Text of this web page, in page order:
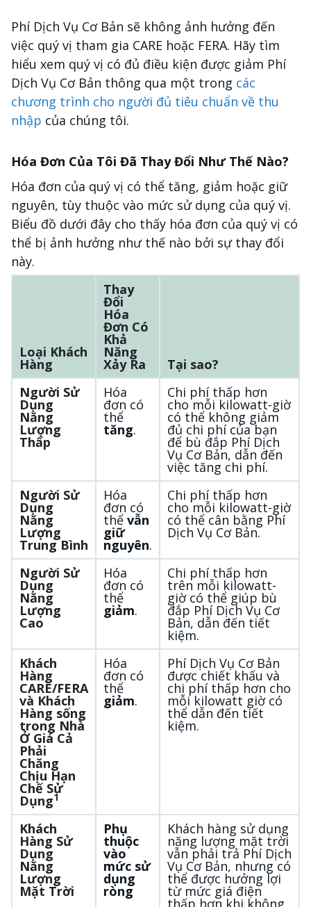
Phí Dịch Vụ Cơ Bản sẽ không ảnh hưởng đến
việc quý vị tham gia CARE hoặc FERA. Hãy tìm
hiểu xem quý vị có đủ điều kiện được giảm Phí
Dịch Vụ Cơ Bản thông qua một trong các
chương trình cho người đủ tiêu chuẩn về thu
nhập của chúng tôi.
Hóa Đơn Của Tôi Đã Thay Đổi Như Thế Nào?
Hóa đơn của quý vị có thể tăng, giảm hoặc giữ
nguyên, tùy thuộc vào mức sử dụng của quý vị.
Biểu đồ dưới đây cho thấy hóa đơn của quý vị có
thể bị ảnh hưởng như thế nào bởi sự thay đổi
này.
Loại Khách
Hàng
Thay
Đổi
Hóa
Đơn Có
Khả
Năng
Xảy Ra
Tại sao?
Người Sử
Dụng
Năng
Lượng
Thấp
Hóa
đơn có
thể
tăng.
Chi phí thấp hơn
cho mỗi kilowatt-giờ
có thể không giảm
đủ chi phí của bạn
để bù đắp Phí Dịch
Vụ Cơ Bản, dẫn đến
việc tăng chi phí.
Người Sử
Dụng
Năng
Lượng
Trung Bình
Hóa
đơn có
thể vẫn
giữ
nguyên.
Chi phí thấp hơn
cho mỗi kilowatt-giờ
có thể cân bằng Phí
Dịch Vụ Cơ Bản.
Người Sử
Dụng
Năng
Lượng
Cao
Hóa
đơn có
thể
giảm.
Chi phí thấp hơn
trên mỗi kilowatt-
giờ có thể giúp bù
đắp Phí Dịch Vụ Cơ
Bản, dẫn đến tiết
kiệm.
Khách
Hàng
CARE/FERA
và Khách
Hàng sống
trong Nhà
Ở Giá Cả
Phải
Chăng
Chịu Hạn
Chế Sử
Dụng1
Hóa
đơn có
thể
giảm.
Phí Dịch Vụ Cơ Bản
được chiết khấu và
chi phí thấp hơn cho
mỗi kilowatt giờ có
thể dẫn đến tiết
kiệm.
Khách
Hàng Sử
Dụng
Năng
Lượng
Mặt Trời
Phụ
thuộc
vào
mức sử
dụng
ròng
Khách hàng sử dụng
năng lượng mặt trời
vẫn phải trả Phí Dịch
Vụ Cơ Bản, nhưng có
thể được hưởng lợi
từ mức giá điện
thấp hơn khi không